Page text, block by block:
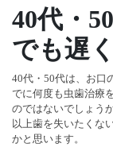
40代・
でも遅
40代・50代は、お口
でに何度も虫歯治療
のではないでしょう
以上歯を失いたくな
かと思います。